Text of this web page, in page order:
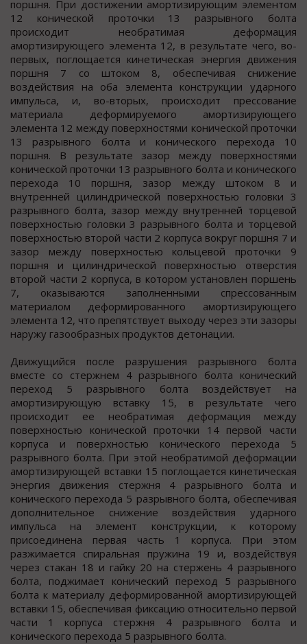
поршня. При достижении амортизирующим элементом
12 конической проточки 13 разрывного болта
происходит необратимая деформация
амортизирующего элемента 12, в результате чего, во-
первых, поглощается кинетическая энергия движения
поршня 7 со штоком 8, обеспечивая снижение
воздействия на оба элемента конструкции ударного
импульса, и, во-вторых, происходит прессование
материала деформируемого амортизирующего
элемента 12 между поверхностями конической проточки
13 разрывного болта и конического перехода 10
поршня. В результате зазор между поверхностями
конической проточки 13 разрывного болта и конического
перехода 10 поршня, зазор между штоком 8 и
внутренней цилиндрической поверхностью головки 3
разрывного болта, зазор между внутренней торцевой
поверхностью головки 3 разрывного болта и торцевой
поверхностью второй части 2 корпуса вокруг поршня 7 и
зазор между поверхностью кольцевой проточки 9
поршня и цилиндрической поверхностью отверстия
второй части 2 корпуса, в котором установлен поршень
7, оказываются заполненными спрессованным
материалом деформированного амортизирующего
элемента 12, что препятствует выходу через эти зазоры
наружу газообразных продуктов детонации.
Движущийся после разрушения разрывного болта
вместе со стержнем 4 разрывного болта конический
переход 5 разрывного болта воздействует на
амортизирующую вставку 15, в результате чего
происходит ее необратимая деформация между
поверхностью конической проточки 14 первой части
корпуса и поверхностью конического перехода 5
разрывного болта. При этой необратимой деформации
амортизирующей вставки 15 поглощается кинетическая
энергия движения стержня 4 разрывного болта и
конического перехода 5 разрывного болта, обеспечивая
дополнительное снижение воздействия ударного
импульса на элемент конструкции, к которому
присоединена первая часть 1 корпуса. При этом
разжимается спиральная пружина 19 и, воздействуя
через стакан 18 и гайку 20 на стержень 4 разрывного
болта, поджимает конический переход 5 разрывного
болта к материалу деформированной амортизирующей
вставки 15, обеспечивая фиксацию относительно первой
части 1 корпуса стержня 4 разрывного болта и
конического перехода 5 разрывного болта.